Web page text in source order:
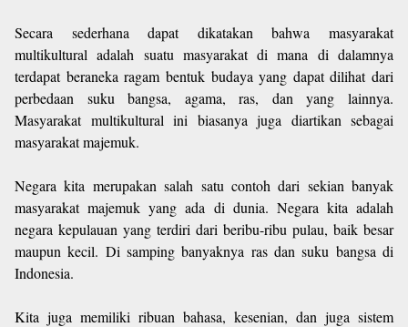
Secara sederhana dapat dikatakan bahwa masyarakat
multikultural adalah suatu masyarakat di mana di dalamnya
terdapat beraneka ragam bentuk budaya yang dapat dilihat dari
perbedaan suku bangsa, agama, ras, dan yang lainnya.
Masyarakat multikultural ini biasanya juga diartikan sebagai
masyarakat majemuk.
Negara kita merupakan salah satu contoh dari sekian banyak
masyarakat majemuk yang ada di dunia. Negara kita adalah
negara kepulauan yang terdiri dari beribu-ribu pulau, baik besar
maupun kecil. Di samping banyaknya ras dan suku bangsa di
Indonesia.
Kita juga memiliki ribuan bahasa, kesenian, dan juga sistem